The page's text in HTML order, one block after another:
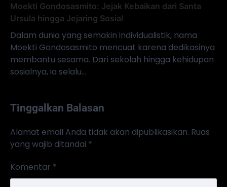
Moekti Gondosasmito: Jejak Kebaikan dari Santa
Ursula hingga Jejaring Sosial
Dalam dunia yang semakin individualistik, nama
Moekti Gondosasmito mencuat karena dedikasinya
membantu sesama. Dari sekolah hingga kehidupan
sosialnya, ia selalu…
Tinggalkan Balasan
Alamat email Anda tidak akan dipublikasikan. Ruas
yang wajib ditandai *
Komentar *